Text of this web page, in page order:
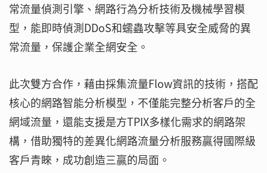
常流量偵測引擎、網路行為分析技術及機械學習模
型，能即時偵測DDoS和蠕蟲攻擊等具安全威脅的異
常流量，保護企業全網安全。
此次雙方合作，藉由採集流量Flow資訊的技術，搭配
核心的網路智能分析模型，不僅能完整分析客戶的全
網域流量，還能支援是方TPIX多樣化需求的網路架
構，借助獨特的差異化網路流量分析服務贏得國際級
客戶青睞，成功創造三贏的局面。